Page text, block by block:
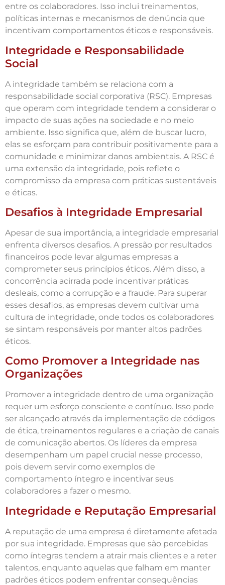
entre os colaboradores. Isso inclui treinamentos,
políticas internas e mecanismos de denúncia que
incentivam comportamentos éticos e responsáveis.
Integridade e Responsabilidade
Social
A integridade também se relaciona com a
responsabilidade social corporativa (RSC). Empresas
que operam com integridade tendem a considerar o
impacto de suas ações na sociedade e no meio
ambiente. Isso significa que, além de buscar lucro,
elas se esforçam para contribuir positivamente para a
comunidade e minimizar danos ambientais. A RSC é
uma extensão da integridade, pois reflete o
compromisso da empresa com práticas sustentáveis
e éticas.
Desafios à Integridade Empresarial
Apesar de sua importância, a integridade empresarial
enfrenta diversos desafios. A pressão por resultados
financeiros pode levar algumas empresas a
comprometer seus princípios éticos. Além disso, a
concorrência acirrada pode incentivar práticas
desleais, como a corrupção e a fraude. Para superar
esses desafios, as empresas devem cultivar uma
cultura de integridade, onde todos os colaboradores
se sintam responsáveis por manter altos padrões
éticos.
Como Promover a Integridade nas
Organizações
Promover a integridade dentro de uma organização
requer um esforço consciente e contínuo. Isso pode
ser alcançado através da implementação de códigos
de ética, treinamentos regulares e a criação de canais
de comunicação abertos. Os líderes da empresa
desempenham um papel crucial nesse processo,
pois devem servir como exemplos de
comportamento íntegro e incentivar seus
colaboradores a fazer o mesmo.
Integridade e Reputação Empresarial
A reputação de uma empresa é diretamente afetada
por sua integridade. Empresas que são percebidas
como íntegras tendem a atrair mais clientes e a reter
talentos, enquanto aquelas que falham em manter
padrões éticos podem enfrentar consequências